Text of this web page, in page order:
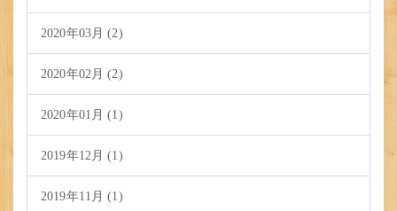
2020年03月 (2)
2020年02月 (2)
2020年01月 (1)
2019年12月 (1)
2019年11月 (1)